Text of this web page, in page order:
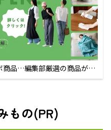
商品…編集部厳選の商品が買
もの(PR)